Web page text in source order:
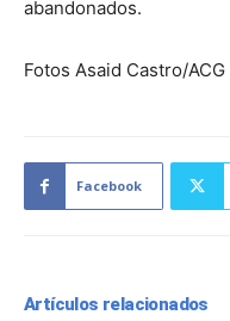
abandonados.
Fotos Asaid Castro/ACG
Facebook
Artículos relacionados